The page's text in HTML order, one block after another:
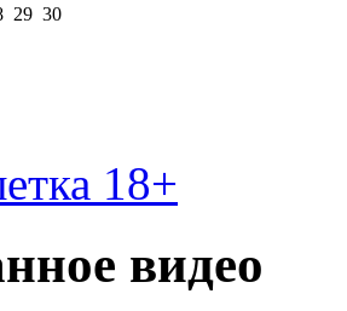
29 30
18+
видео